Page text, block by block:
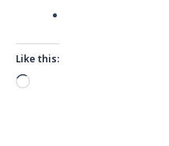
Like this:
Loading…